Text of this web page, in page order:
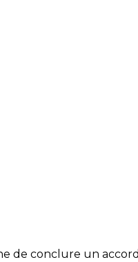
de conclure un